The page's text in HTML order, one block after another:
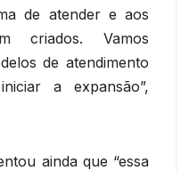
de atender e aos
criados. Vamos
de atendimento
a expansão”,
ainda que “essa